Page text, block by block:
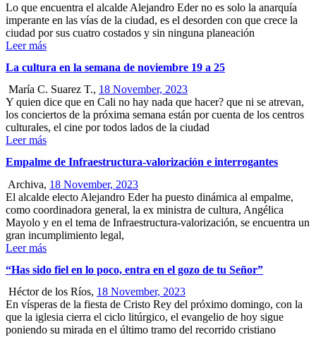
Lo que encuentra el alcalde Alejandro Eder no es solo la anarquía
imperante en las vías de la ciudad, es el desorden con que crece la
ciudad por sus cuatro costados y sin ninguna planeación
Leer más
La cultura en la semana de noviembre 19 a 25
María C. Suarez T., 18 November, 2023
Y quien dice que en Cali no hay nada que hacer? que ni se atrevan,
los conciertos de la próxima semana están por cuenta de los centros
culturales, el cine por todos lados de la ciudad
Leer más
Empalme de Infraestructura-valorización e interrogantes
Archiva, 18 November, 2023
El alcalde electo Alejandro Eder ha puesto dinámica al empalme,
como coordinadora general, la ex ministra de cultura, Angélica
Mayolo y en el tema de Infraestructura-valorización, se encuentra un
gran incumplimiento legal,
Leer más
“Has sido fiel en lo poco, entra en el gozo de tu Señor”
Héctor de los Ríos, 18 November, 2023
En vísperas de la fiesta de Cristo Rey del próximo domingo, con la
que la iglesia cierra el ciclo litúrgico, el evangelio de hoy sigue
poniendo su mirada en el último tramo del recorrido cristiano